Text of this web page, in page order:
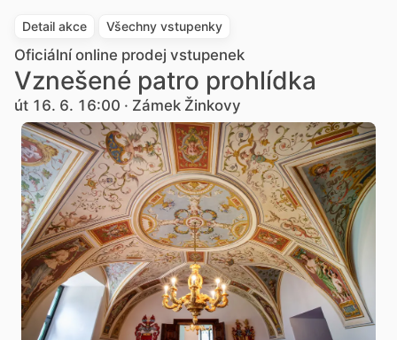
Detail akce Všechny vstupenky
Oficiální online prodej vstupenek
Vznešené patro prohlídka
út 16. 6. 16:00 · Zámek Žinkovy